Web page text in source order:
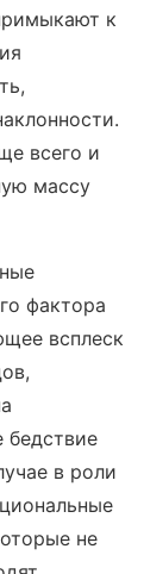
к
всего и
массу
фактора
всплеск
бедствие
в роли
не